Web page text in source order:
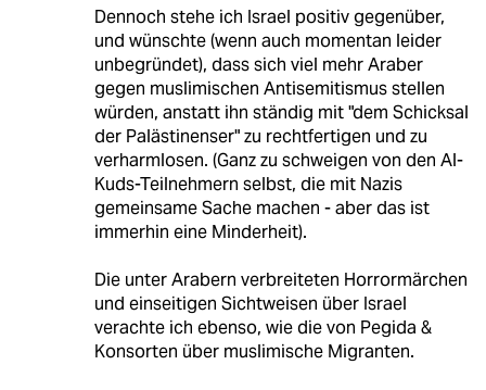
Dennoch stehe ich Israel positiv gegenüber,
und wünschte (wenn auch momentan leider
unbegründet), dass sich viel mehr Araber
gegen muslimischen Antisemitismus stellen
würden, anstatt ihn ständig mit "dem Schicksal
der Palästinenser" zu rechtfertigen und zu
verharmlosen. (Ganz zu schweigen von den Al-
Kuds-Teilnehmern selbst, die mit Nazis
gemeinsame Sache machen - aber das ist
immerhin eine Minderheit).
Die unter Arabern verbreiteten Horrormärchen
und einseitigen Sichtweisen über Israel
verachte ich ebenso, wie die von Pegida &
Konsorten über muslimische Migranten.